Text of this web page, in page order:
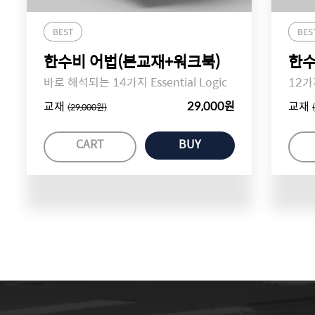
BEST
한수비 어법(본교재+워크북)
바로 해석되는 14가지 Essential Logic
교재 (29,000원) 29,000원
CART BUY
한
12
교재